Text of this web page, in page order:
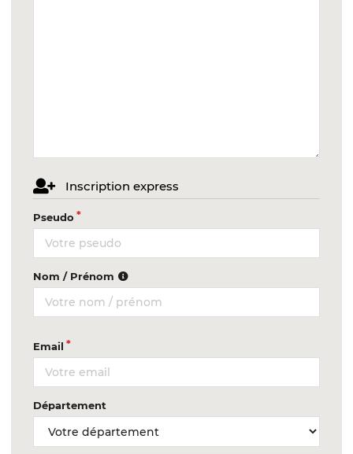
Inscription express
Pseudo
Nom / Prénom
Email
Département